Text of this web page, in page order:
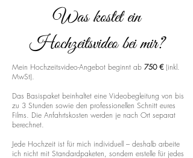
Was kostet ein
Hochzeitsvideo bei mir?
Mein Hochzeitsvideo-Angebot beginnt ab 750 € (inkl.
MwSt).
Das Basispaket beinhaltet eine Videobegleitung von bis
zu 3 Stunden sowie den professionellen Schnitt eures
Films. Die Anfahrtskosten werden je nach Ort separat
berechnet.
Jede Hochzeit ist für mich individuell – deshalb arbeite
ich nicht mit Standardpaketen, sondern erstelle für jedes